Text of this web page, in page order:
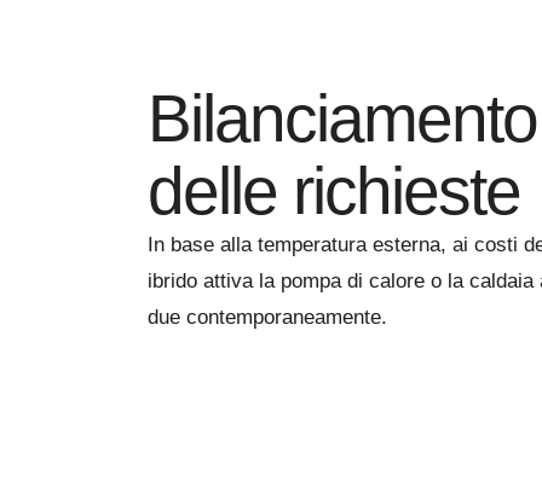
delle richieste
In base alla temperatura esterna, ai costi
ibrido attiva la pompa di calore o la
due contemporaneamente.